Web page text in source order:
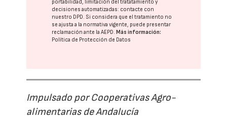
portabilidad, limitación del tratatamiento y
decisiones automatizadas: contacte con
nuestro DPD. Si considera que el tratamiento no
se ajusta a la normativa vigente, puede presentar
reclamación ante laAEPD. Más información:
Política de Protección de Datos
Impulsado por Cooperativas Agro-
alimentarias de Andalucía